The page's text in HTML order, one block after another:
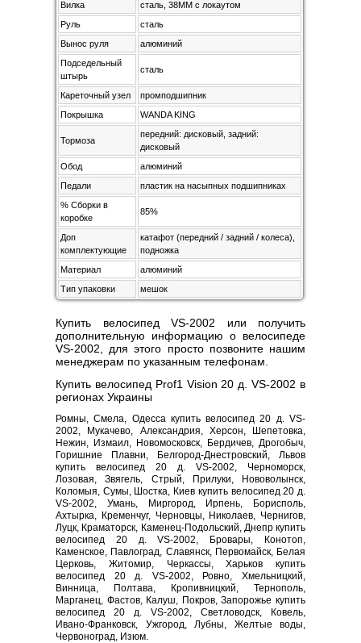
Вилка
сталь, 38MM с локаутом
Руль
сталь
Вынос руля
алюминий
Подседельный
штырь
сталь
Кареточный узел
промподшипник
Покрышка
WANDA KING
Тормоза
передний: дисковый, задний:
дисковый
Обод
алюминий
Педали
пластик на насыпных подшипниках
% Сборки в
коробке
85%
Доп
комплектующие
катафот (передний / задний / колеса),
подножка
Материал
алюминий
Тип упаковки
мешок
Купить велосипед VS-2002 или получить
дополнительную информацию о велосипеде
VS-2002, для этого просто позвоните нашим
менеджерам по указанным телефонам.
Купить велосипед Prof1 Vision 20 д. VS-2002 в
регионах Украины
Ромны, Смела, Одесса купить велосипед 20 д. VS-
2002, Мукачево, Александрия, Херсон, Шепетовка,
Нежин, Измаил, Новомосковск, Бердичев, Дрогобыч,
Горишние Плавни, Белгород-Днестровский, Львов
купить велосипед 20 д. VS-2002, Черноморск,
Лозовая, Звягель, Стрый, Прилуки, Нововолынск,
Коломыя, Сумы, Шостка, Киев купить велосипед 20 д.
VS-2002, Умань, Миргород, Ирпень, Борисполь,
Ахтырка, Кременчуг, Черновцы, Николаев, Чернигов,
Луцк, Краматорск, Каменец-Подольский, Днепр купить
велосипед 20 д. VS-2002, Бровары, Конотоп,
Каменское, Павлоград, Славянск, Первомайск, Белая
Церковь, Житомир, Черкассы, Харьков купить
велосипед 20 д. VS-2002, Ровно, Хмельницкий,
Винница, Полтава, Кропивницкий, Тернополь,
Марганец, Фастов, Калуш, Покров, Запорожье купить
велосипед 20 д. VS-2002, Светловодск, Ковель,
Ивано-Франковск, Ужгород, Лубны, Желтые воды,
Червоноград, Изюм.